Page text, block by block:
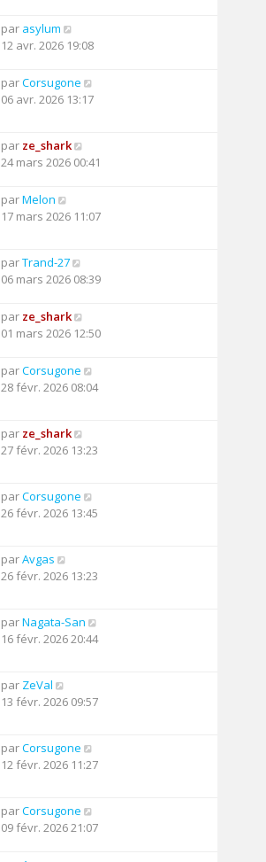
par asylum
12 avr. 2026 19:08
parCorsugone
06 avr. 2026 13:17
par ze_shark
24 mars 2026 00:41
parMelon
17 mars 2026 11:07
parTrand-27
06 mars 2026 08:39
par ze_shark
01 mars 2026 12:50
parCorsugone
28 févr. 2026 08:04
par ze_shark
27 févr. 2026 13:23
parCorsugone
26 févr. 2026 13:45
parAvgas
26 févr. 2026 13:23
parNagata-San
16 févr. 2026 20:44
par ZeVal
13 févr. 2026 09:57
parCorsugone
12 févr. 2026 11:27
parCorsugone
09 févr. 2026 21:07